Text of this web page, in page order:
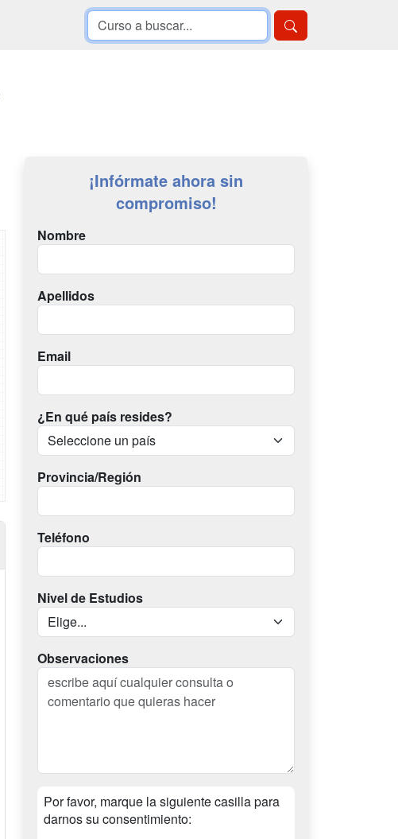
¡Infórmate ahora sin
compromiso!
Nombre
Apellidos
Email
¿En qué país resides?
Provincia/Región
Teléfono
Nivel de Estudios
Observaciones
Por favor, marque la siguiente casilla para
darnos su consentimiento: